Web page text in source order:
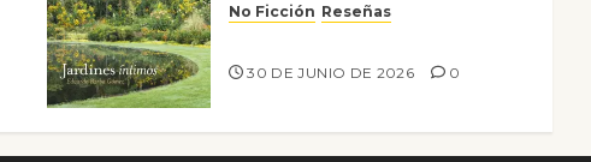
No Ficción Reseñas
30 DE JUNIO DE 2026 0